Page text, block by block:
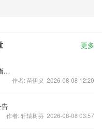
更多
《热血战纪》内测首日 各项数据剑指S级大作
作者: 苗伊义 2026-08-08 12:20
告
作者: 轩辕树芬 2026-08-08 03:57